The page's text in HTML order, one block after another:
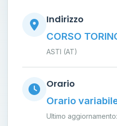
Indirizzo
CORSO
ASTI (AT)
Orario
Orario
Ultimo